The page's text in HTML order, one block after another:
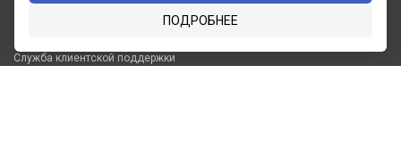
ОПЛАТА И
ДОСТАВКА
Служба клиентской поддержки
ПОДРОБНЕЕ